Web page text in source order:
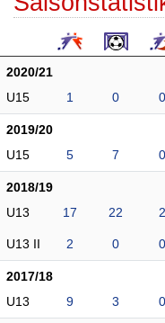
2020/21
U15
1 0 0
2019/20
U15
5 7 0
2018/19
U13
17 22 2
U13 II 2 0 0
2017/18
U13
9 3 0